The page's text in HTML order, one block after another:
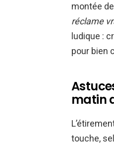
montée
réclame
ludique :
pour bien
matin
touche,